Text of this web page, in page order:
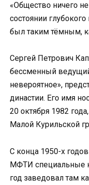
«Общество ничего
состоянии
был таким тёмным,
Сергей Петрович
бессменный
невероятное»,
династии. Его имя
20 октября 1982
Малой Курильской
С конца 1950-х
МФТИ специальные
год заведовал там